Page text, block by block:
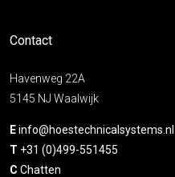
Contact
Havenweg 22A
5145 NJ Waalwijk
Einfo@hoestechnicalsystems.nl
T +31 (0)499-551455
C Chatten